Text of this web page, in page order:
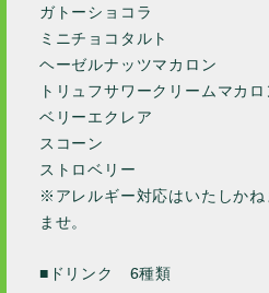
ガトーショコラ
ミニチョコタルト
ヘーゼルナッツマカロン
トリュフサワークリームマカロ
ベリーエクレア
スコーン
ストロベリー
※アレルギー対応はいたしか
ませ。
■ドリンク 6種類